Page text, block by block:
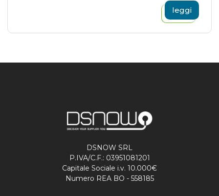
leggi
DSNOW SRL
P.IVA/C.F.: 03951081201
Capitale Sociale i.v. 10.000€
Numero REA BO - 558185